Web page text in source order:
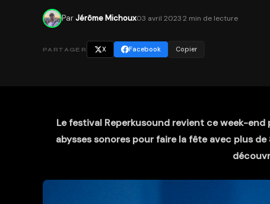
ParJérôme Michoux03 avril 20232 min de lecture
PARTAGER X Facebook Copier
Le festival Reperkusound revient ce week-
abysses sonores pour faire la fête avec plus